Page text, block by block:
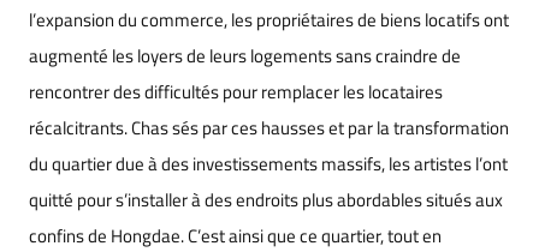
l’expansion du commerce, les propriétaires de biens locatifs ont
augmenté les loyers de leurs logements sans craindre de
rencontrer des difficultés pour remplacer les locataires
récalcitrants. Chas sés par ces hausses et par la transformation
du quartier due à des investissements massifs, les artistes l’ont
quitté pour s’installer à des endroits plus abordables situés aux
confins de Hongdae. C’est ainsi que ce quartier, tout en